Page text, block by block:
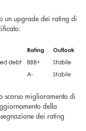
un upgrade dei rating di
scorso miglioramento di
della
dei rating